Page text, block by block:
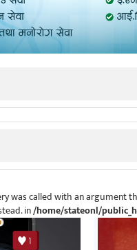
was called with an argument
in/home/stateonl/